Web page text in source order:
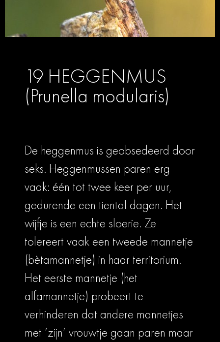
19 HEGGENMUS
(Prunella modularis)
De heggenmus is geobsedeerd door
seks. Heggenmussen paren erg
vaak: één tot twee keer per uur,
gedurende een tiental dagen. Het
wijfje is een echte sloerie. Ze
tolereert vaak een tweede mannetje
(bètamannetje) in haar territorium.
Het eerste mannetje (het
alfamannetje) probeert te
verhinderen dat andere mannetjes
met ‘zijn’ vrouwtje gaan paren maar